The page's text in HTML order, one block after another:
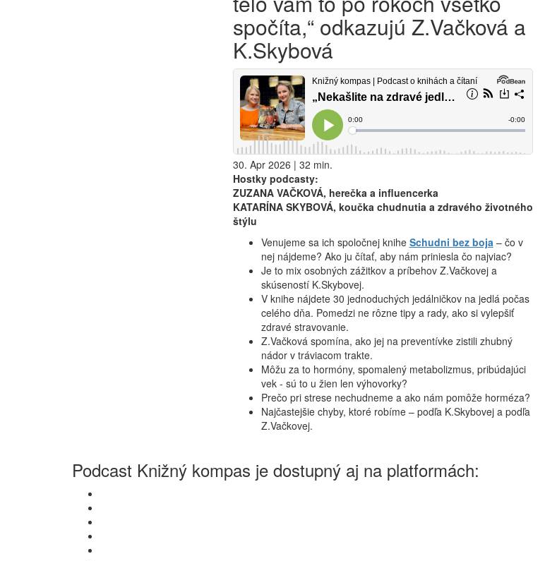
spočíta,“ odkazujú Z.Vačková a
K.Skybová
30. Apr 2026 | 32 min.
Hostky podcasty:
ZUZANA VAČKOVÁ, herečka a influencerka
KATARÍNA SKYBOVÁ, koučka chudnutia a zdravého životného
štýlu
Venujeme sa ich spoločnej knihe Schudni bez boja– čo v
nej nájdeme? Ako ju čítať, aby nám priniesla čo najviac?
Je to mix osobných zážitkov a príbehov Z.Vačkovej a
skúseností K.Skybovej.
V knihe nájdete 30 jednoduchých jedálničkov na jedlá počas
celého dňa. Pomedzi ne rôzne tipy a rady, ako si vylepšiť
zdravé stravovanie.
Z.Vačková spomína, ako jej na preventívke zistili zhubný
nádor v tráviacom trakte.
Môžu za to hormóny, spomalený metabolizmus, pribúdajúci
vek - sú to u žien len výhovorky?
Prečo pri strese nechudneme a ako nám pomôže horméza?
Najčastejšie chyby, ktoré robíme – podľa K.Skybovej a podľa
Z.Vačkovej.
Podcast Knižný kompas je dostupný aj na platformách: